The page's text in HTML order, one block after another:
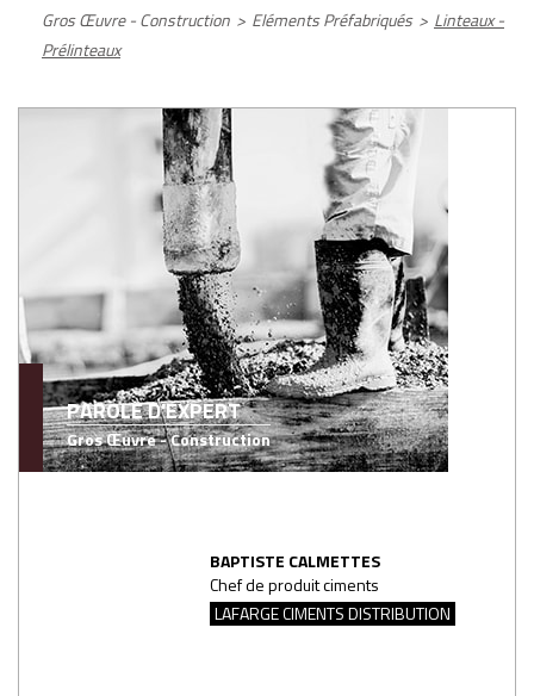
Gros Œuvre - Construction > Eléments Préfabriqués > Linteaux -
Prélinteaux
PAROLE D'EXPERT
Gros Œuvre - Construction
BAPTISTE CALMETTES
Chef de produit ciments
LAFARGE CIMENTS DISTRIBUTION